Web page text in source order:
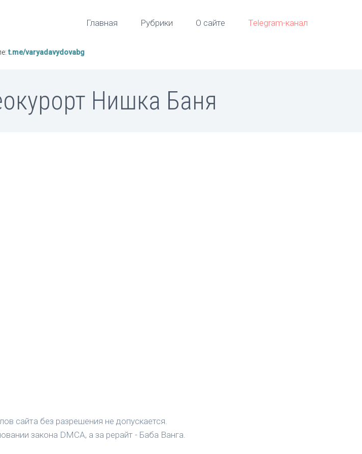
Главная Рубрики О сайте Telegram-канал
t.me/varyadavydovabg
Нишка Баня
сайта без разрешения не допускается.
закона DMCA, а за рерайт - Баба Ванга.